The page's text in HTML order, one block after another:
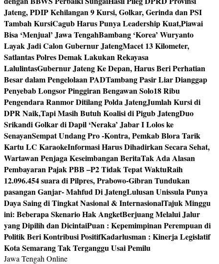
Jateng, PDIP Kehilangan 9 Kursi, Golkar, Gerinda dan PSI
Tambah KursiCagub Harus Punya Leadership Kuat,Piawai
Bisa ‘Menjual’ Jawa TengahBambang ‘Korea’ Wuryanto
Layak Jadi Calon Gubernur JatengMacet 13 Kilometer,
Satlantas Polres Demak Lakukan Rekayasa
LalulintasGubernur Jateng Ke Depan, Harus Beri Perhatian
Besar dalam Pengelolaan PADTambang Pasir Liar Dianggap
Penyebab Longsor Pinggiran Bengawan Solo18 Ribu
Pengendara Ranmor Ditilang Polda JatengJumlah Kursi di
DPR Naik,Tapi Masih Butuh Koalisi di Pigub JatengDuo
Srikandi Golkar di Dapil ‘Neraka’ Jabar I Lolos ke
SenayanSempat Undang Pro -Kontra, Pemkab Blora Tarik
Kartu LC KaraokeInformasi Harus Dihadirkan Secara Sehat,
Wartawan Penjaga Keseimbangan BeritaTak Ada Alasan
Pembayaran Pajak PBB –P2 Tidak Tepat WaktuRaih
12.096.454 suara di Pilpres, Prabowo-Gibran Tundukan
pasangan Ganjar- Mahfud Di JatengLulusan Unissula Punya
Daya Saing di Tingkat Nasional & InternasionalTajuk Minggu
ini: Beberapa Skenario Hak AngketBerjuang Melalui Jalur
yang Dipilih dan DicintaiPuan : Kepemimpinan Perempuan di
Politik Beri Kontribusi PositifKadarlusman : Kinerja Legislatif
Kota Semarang Tak Terganggu Usai Pemilu
Jawa Tengah Online